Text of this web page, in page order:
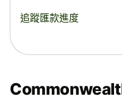
追蹤匯款進度